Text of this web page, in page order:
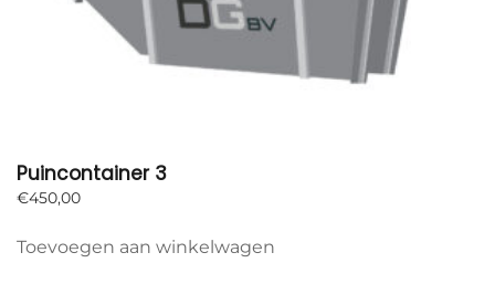
Puincontainer 3
€450,00
Toevoegen aan winkelwagen